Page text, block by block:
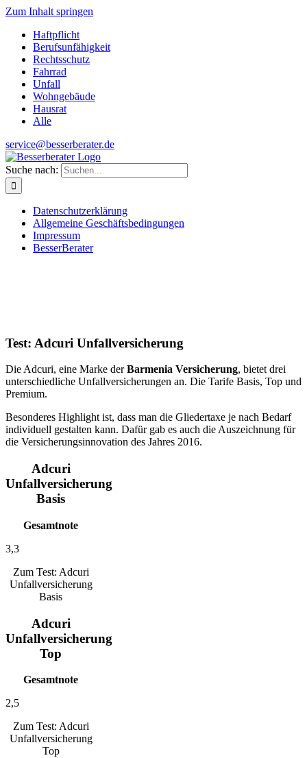
Zum Inhalt springen
Haftpflicht
Berufsunfähigkeit
Rechtsschutz
Fahrrad
Unfall
Wohngebäude
Hausrat
Alle
service@besserberater.de
Suche nach:
Datenschutzerklärung
Allgemeine Geschäftsbedingungen
Impressum
BesserBerater
Test: Adcuri Unfallversicherung
Die Adcuri, eine Marke derBarmenia Versicherung, bietet drei
unterschiedliche Unfallversicherungen an. Die Tarife Basis, Top und
Premium.
Besonderes Highlight ist, dass man die Gliedertaxe je nach Bedarf
individuell gestalten kann. Dafür gab es auch die Auszeichnung für
die Versicherungsinnovation des Jahres 2016.
Adcuri
Unfallversicherung
Basis
Gesamtnote
3,3
Zum Test: Adcuri
Unfallversicherung
Basis
Adcuri
Unfallversicherung
Top
Gesamtnote
2,5
Zum Test: Adcuri
Unfallversicherung
Top